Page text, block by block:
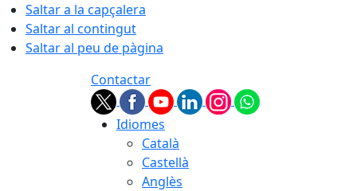
Saltar a la capçalera
Saltar al contingut
Saltar al peu de pàgina
Contactar
Idiomes
Català
Castellà
Anglès